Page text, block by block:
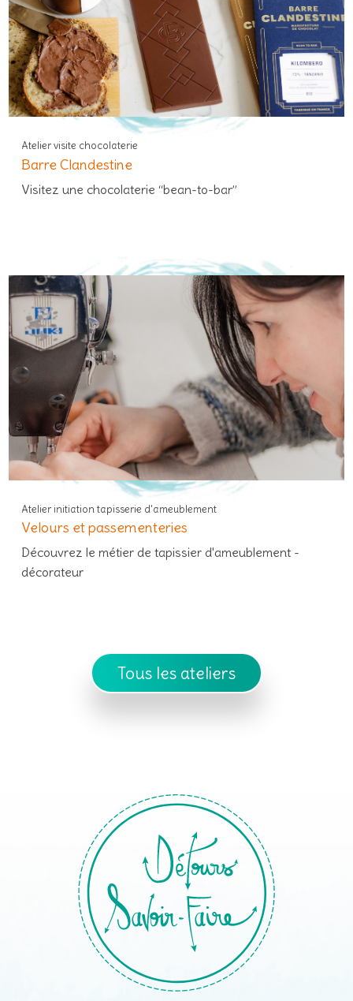
Atelier visite chocolaterie
Barre Clandestine
Visitez une chocolaterie “bean-to-bar”
Atelier initiation tapisserie d'ameublement
Velours et passementeries
Découvrez le métier de tapissier d'ameublement -
décorateur
Tous les ateliers